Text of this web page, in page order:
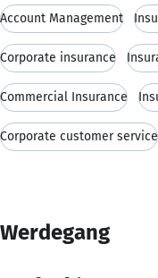
Account Management
Corporate insurance
Commercial Insurance
Corporate customer service
Werdegang